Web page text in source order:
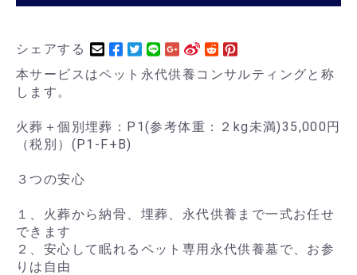
シェアする
本サービスはペット永代供養コンサルティングと称
します。
火葬＋個別埋葬：P1(参考体重：２kg未満)35,000円
（税別）(P1-F+B)
３つの安心
１、火葬から納骨、埋葬、永代供養まで一式お任せ
できます
２、安心して眠れるペット専用永代供養墓で、お参
りは自由